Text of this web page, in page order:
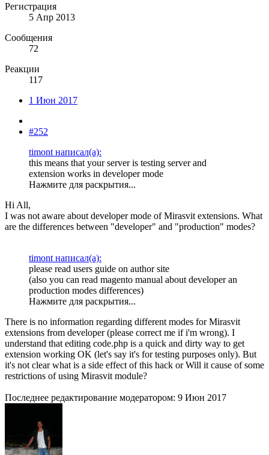
Регистрация
5 Апр 2013
Сообщения
72
Реакции
117
1 Июн 2017
#252
timont написал(а):
this means that your server is testing server and
extension works in developer mode
Нажмите для раскрытия...
Hi All,
I was not aware about developer mode of Mirasvit extensions. What
are the differences between "developer" and "production" modes?
timont написал(а):
please read users guide on author site
(also you can read magento manual about developer an
production modes differences)
Нажмите для раскрытия...
There is no information regarding different modes for Mirasvit
extensions from developer (please correct me if i'm wrong). I
understand that editing code.php is a quick and dirty way to get
extension working OK (let's say it's for testing purposes only). But
it's not clear what is a side effect of this hack or Will it cause of some
restrictions of using Mirasvit module?
Последнее редактирование модератором: 9 Июн 2017